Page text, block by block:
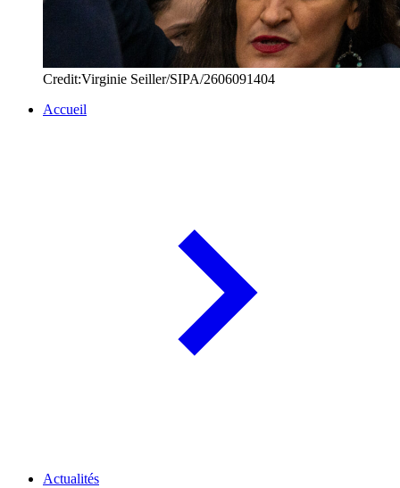
Credit:Virginie Seiller/SIPA/2606091404
Accueil
Actualités